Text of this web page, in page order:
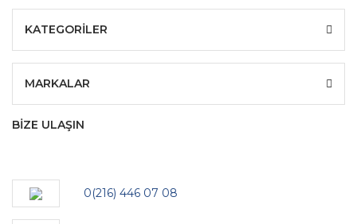
KATEGORİLER
MARKALAR
BİZE ULAŞIN
0(216) 446 07 08